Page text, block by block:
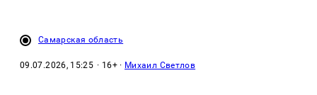
Самарская область
09.07.2026, 15:25 · 16+ · Михаил Светлов